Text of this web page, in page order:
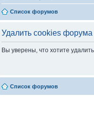
Список форумов
Удалить cookies форума
Вы уверены, что хотите
Список форумов